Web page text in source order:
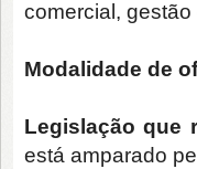
comercial,
Modalidade de
Legislação que
está amparado